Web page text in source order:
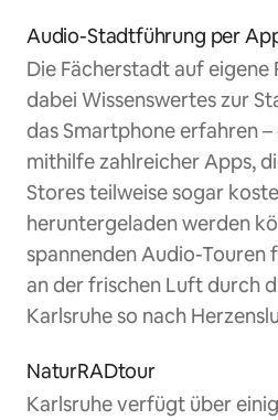
Audio-Stadtführung per
Die Fächerstadt auf eigene
dabei Wissenswertes zur
das Smartphone erfahren –
mithilfe zahlreicher Apps,
Stores teilweise sogar
heruntergeladen werden
spannenden Audio-Touren
an der frischen Luft durch
Karlsruhe so nach
NaturRADtour
Karlsruhe verfügt über